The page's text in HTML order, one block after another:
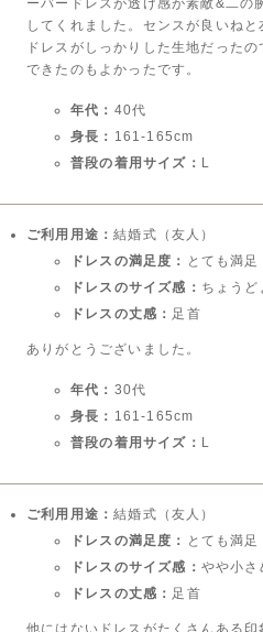
してくれました。センスが良いね
ドレスがしっかりした生地だった
できたのもよかったです。
年代： 40代
身長： 161-165cm
普段の着用サイズ： L
ご利用用途：結婚式（友人）
ドレスの満足度： とても満足
ドレスのサイズ感： ちょうど
ドレスの丈感： 足首
ありがとうございました。
年代： 30代
身長： 161-165cm
普段の着用サイズ： L
ご利用用途：結婚式（友人）
ドレスの満足度： とても満足
ドレスのサイズ感： やや小さ
ドレスの丈感： 足首
他にはないドレスがたくさんある印